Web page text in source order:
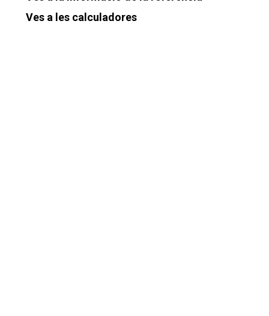
Ves a les calculadores